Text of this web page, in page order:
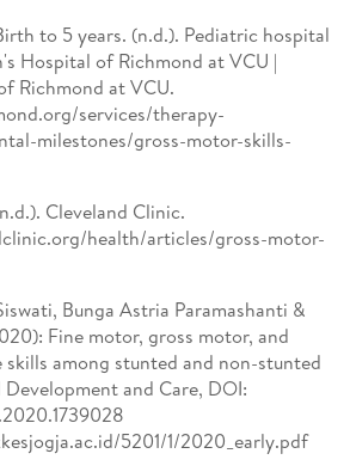
to 5 years. (n.d.). Pediatric hospital
Hospital of Richmond at VCU |
Richmond at VCU.
services/therapy-
milestones/gross-motor-skills-
Cleveland Clinic.
health/articles/gross-motor-
Bunga Astria Paramashanti &
Fine motor, gross motor, and
skills among stunted and non-stunted
and Care, DOI:
5201/1/2020_early.pdf